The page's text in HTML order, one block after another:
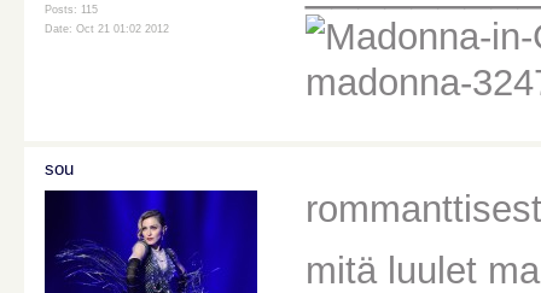
Posts: 115
Date: Oct 21 01:02 2012
sou
mitä luulet